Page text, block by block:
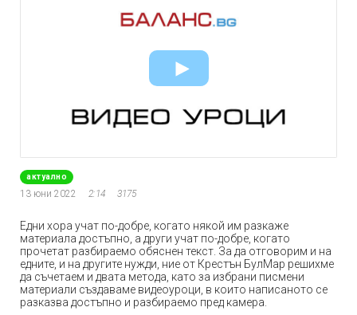
актуално
13 юни 2022 2:14 3175
Едни хора учат по-добре, когато някой им разкаже
материала достъпно, а други учат по-добре, когато
прочетат разбираемо обяснен текст. За да отговорим и на
едните, и на другите нужди, ние от Крестън БулМар решихме
да съчетаем и двата метода, като за избрани писмени
материали създаваме видеоуроци, в които написаното се
разказва достъпно и разбираемо пред камера.